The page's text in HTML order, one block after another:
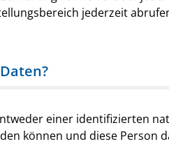
jederzeit
einer identifizierten
können und diese Person